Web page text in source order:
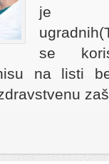
je
se
na listi